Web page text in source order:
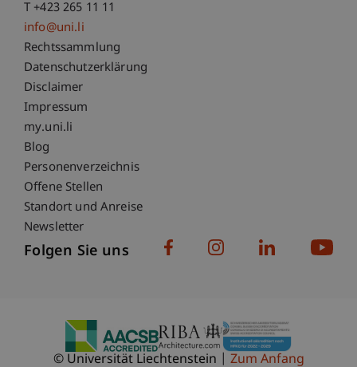
T +423 265 11 11
info@uni.li
Fußzeile Rechtliche Hinweise
Rechtssammlung
Datenschutzerklärung
Disclaimer
Impressum
Fußzeile Subdomain-Verzeichnis
my.uni.li
Blog
Personenverzeichnis
Offene Stellen
Standort und Anreise
Newsletter
Folgen Sie uns
© Universität Liechtenstein Zum Anfang